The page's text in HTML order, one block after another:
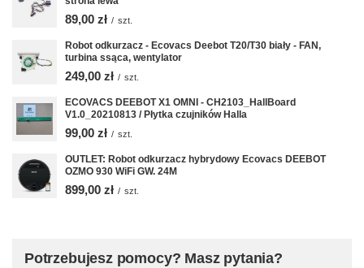
89,00 zł / szt.
Robot odkurzacz - Ecovacs Deebot T20/T30 biały - FAN,
turbina ssąca, wentylator
249,00 zł / szt.
ECOVACS DEEBOT X1 OMNI - CH2103_HallBoard
V1.0_20210813 / Płytka czujników Halla
99,00 zł / szt.
OUTLET: Robot odkurzacz hybrydowy Ecovacs DEEBOT
OZMO 930 WiFi GW. 24M
899,00 zł / szt.
Potrzebujesz pomocy? Masz pytania?